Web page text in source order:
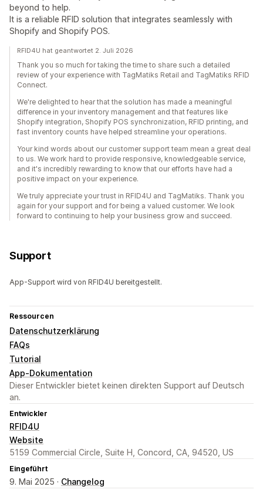
beyond to help.
It is a reliable RFID solution that integrates seamlessly with
Shopify and Shopify POS.
RFID4U hat geantwortet 2. Juli 2026
Thank you so much for taking the time to share such a detailed
review of your experience with TagMatiks Retail and TagMatiks RFID
Connect.
We're delighted to hear that the solution has made a meaningful
difference in your inventory management and that features like
Shopify integration, Shopify POS synchronization, RFID printing, and
fast inventory counts have helped streamline your operations.
Your kind words about our customer support team mean a great deal
to us. We work hard to provide responsive, knowledgeable service,
and it's incredibly rewarding to know that our efforts have had a
positive impact on your experience.
We truly appreciate your trust in RFID4U and TagMatiks. Thank you
again for your support and for being a valued customer. We look
forward to continuing to help your business grow and succeed.
Support
App-Support wird von RFID4U bereitgestellt.
Ressourcen
Datenschutzerklärung
FAQs
Tutorial
App-Dokumentation
Dieser Entwickler bietet keinen direkten Support auf Deutsch
an.
Entwickler
RFID4U
Website
5159 Commercial Circle, Suite H, Concord, CA, 94520, US
Eingeführt
9. Mai 2025 · Changelog